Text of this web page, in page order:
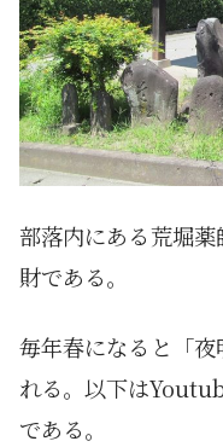
部落内にある荒堀
財である。
毎年春になると「
れる。以下は
である。